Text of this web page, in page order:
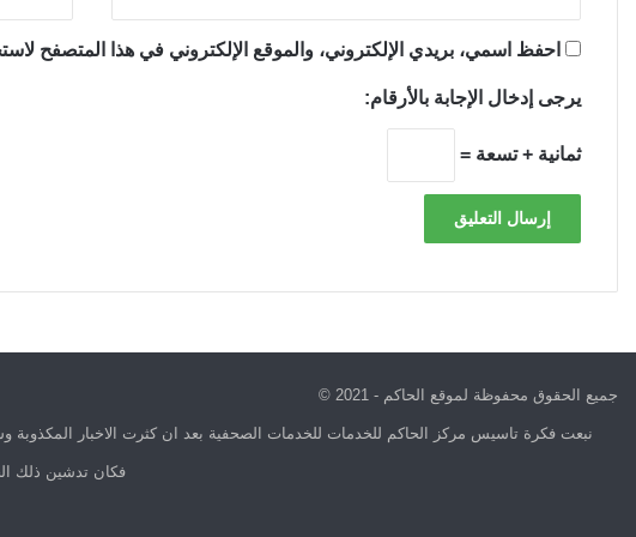
احفظ اسمي، بريدي الإلكتروني، والموقع الإلكتروني في هذا المتصفح
يرجى إدخال الإجابة بالأرقام:
ثمانية + تسعة =
جميع الحقوق محفوظة لموقع الحاكم - 2021 ©
نبعت فكرة تاسيس مركز الحاكم للخدمات للخدمات الصحفية بعد ان كثرت الاخبار
فكان تدشين ذلك